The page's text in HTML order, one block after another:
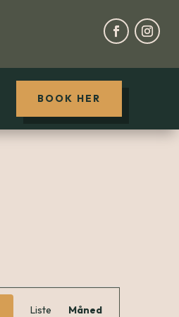
BOOK HER
Liste Måned